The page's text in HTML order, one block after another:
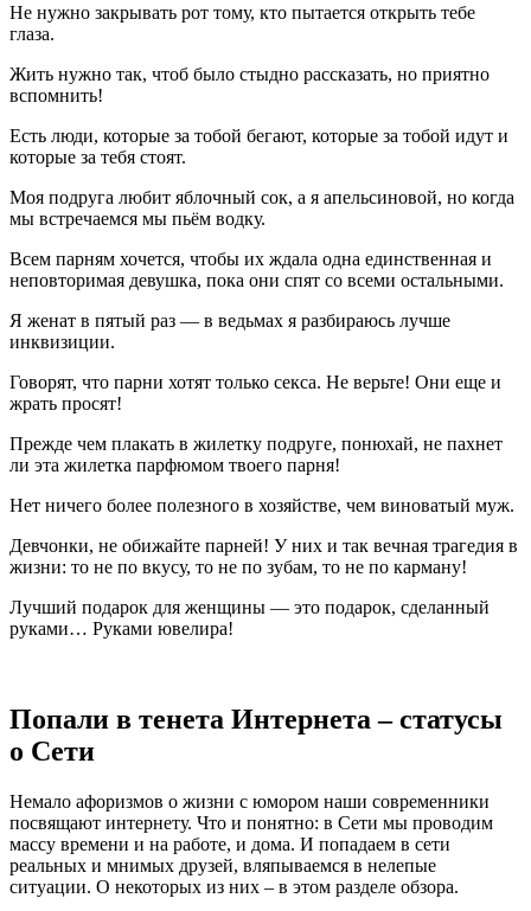
Не нужно закрывать рот тому, кто пытается открыть тебе
глаза.
Жить нужно так, чтоб было стыдно рассказать, но приятно
вспомнить!
Есть люди, которые за тобой бегают, которые за тобой идут и
которые за тебя стоят.
Моя подруга любит яблочный сок, а я апельсиновой, но когда
мы встречаемся мы пьём водку.
Всем парням хочется, чтобы их ждала одна единственная и
неповторимая девушка, пока они спят со всеми остальными.
Я женат в пятый раз — в ведьмах я разбираюсь лучше
инквизиции.
Говорят, что парни хотят только секса. Не верьте! Они еще и
жрать просят!
Прежде чем плакать в жилетку подруге, понюхай, не пахнет
ли эта жилетка парфюмом твоего парня!
Нет ничего более полезного в хозяйстве, чем виноватый муж.
Девчонки, не обижайте парней! У них и так вечная трагедия в
жизни: то не по вкусу, то не по зубам, то не по карману!
Лучший подарок для женщины — это подарок, сделанный
руками… Руками ювелира!
Попали в тенета Интернета – статусы
о Сети
Немало афоризмов о жизни с юмором наши современники
посвящают интернету. Что и понятно: в Сети мы проводим
массу времени и на работе, и дома. И попадаем в сети
реальных и мнимых друзей, вляпываемся в нелепые
ситуации. О некоторых из них – в этом разделе обзора.